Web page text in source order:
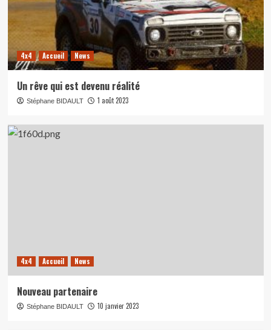
4x4 Accueil News
Un rêve qui est devenu réalité
Stéphane BIDAULT 1 août 2023
4x4 Accueil News
Nouveau partenaire
Stéphane BIDAULT 10 janvier 2023